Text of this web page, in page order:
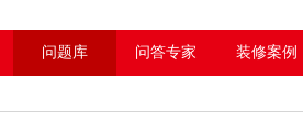
问题库 问答专家 装修案例